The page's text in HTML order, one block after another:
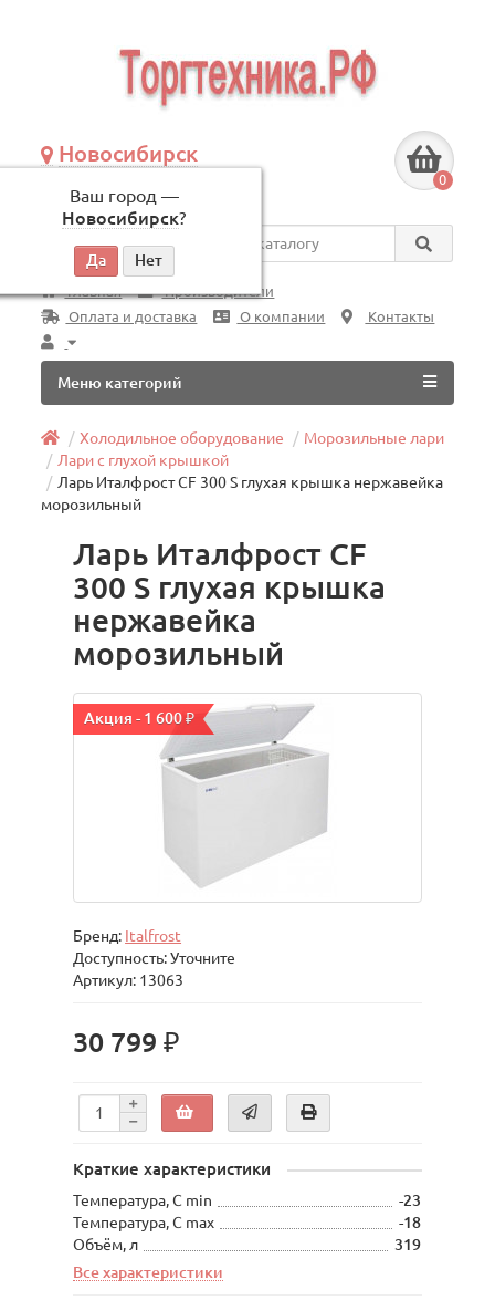
Новосибирск
Ваш город —
Новосибирск?
по будням, с 09:00 до 18:00
0
Везде
Главная
Производители
Оплата и доставка
О компании Контакты
Меню категорий
Холодильное оборудование
Морозильные лари
Лари с глухой крышкой
Ларь Италфрост CF 300 S глухая крышка нержавейка
морозильный
Ларь Италфрост CF
300 S глухая крышка
нержавейка
морозильный
Акция - 1 600 ₽
Бренд: Italfrost
Доступность: Уточните
Артикул: 13063
30 799 ₽
Краткие характеристики
Температура, С min
-23
Температура, С max
-18
Объём, л
319
Все характеристики